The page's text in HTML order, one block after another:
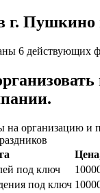
г. Пушкино
6 действующих
организацию и
под ключ
под ключ